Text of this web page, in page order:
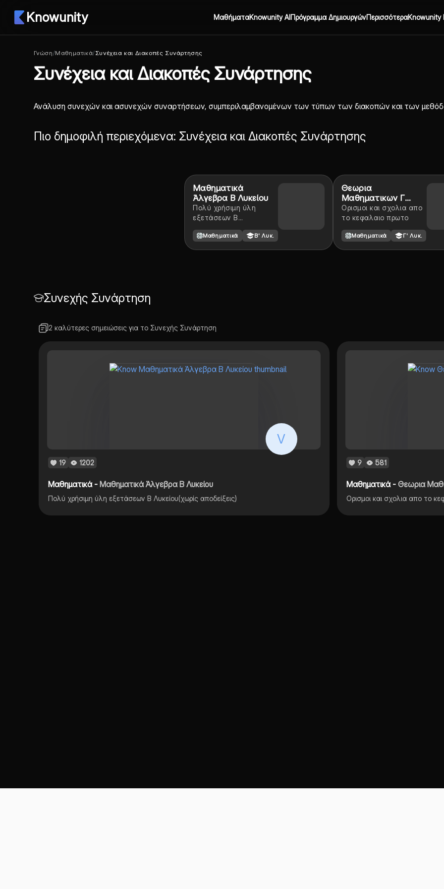
Knowunity ΜαθήματαKnowunity AIΠρόγραμμα ΔημιουργώνΠερισσότεραKnowunity
Γνώση/Μαθηματικά/Συνέχεια και Διακοπές Συνάρτησης
Συνέχεια και Διακοπές Συνάρτησης
Ανάλυση συνεχών και ασυνεχών συναρτήσεων, συμπεριλαμβανομένων των τύπων των διακοπών και των
Πιο δημοφιλή περιεχόμενα: Συνέχεια και Διακοπές Συνάρτησης
Μαθηματικά
Άλγεβρα Β Λυκείου
Πολύ χρήσιμη ύλη
εξετάσεων Β
αποδείξεις)
Μαθηματικά Β' Λυκ.
Θεωρια
Μαθηματικων Γ
λυκειου/Οριο-
συνεχεια
συναρτησης
Ορισμοι και σχολια απο
το κεφαλαιο πρωτο
Μαθηματικά Γ' Λυκ.
Συνεχής Συνάρτηση
2 καλύτερες σημειώσεις για το Συνεχής Συνάρτηση
V
19 1202
Μαθηματικά -Μαθηματικά Άλγεβρα Β Λυκείου
Πολύ χρήσιμη ύλη εξετάσεων Β Λυκείου(χωρίς αποδείξεις)
9 581
Μαθηματικά - Θεωρια
Ορισμοι και σχολια απο το